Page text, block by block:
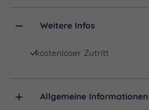
Weitere Infos
kostenloser Zutritt
Allgemeine Informationen